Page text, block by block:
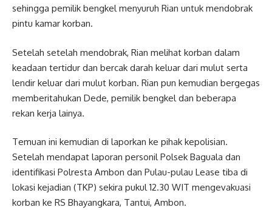
sehingga pemilik bengkel menyuruh Rian untuk mendobrak
pintu kamar korban.
Setelah setelah mendobrak, Rian melihat korban dalam
keadaan tertidur dan bercak darah keluar dari mulut serta
lendir keluar dari mulut korban. Rian pun kemudian bergegas
memberitahukan Dede, pemilik bengkel dan beberapa
rekan kerja lainya.
Temuan ini kemudian di laporkan ke pihak kepolisian.
Setelah mendapat laporan personil Polsek Baguala dan
identifikasi Polresta Ambon dan Pulau-pulau Lease tiba di
lokasi kejadian (TKP) sekira pukul 12.30 WIT mengevakuasi
korban ke RS Bhayangkara, Tantui, Ambon.